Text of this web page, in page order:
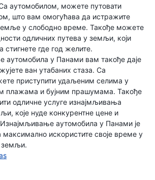
аутомобилом, можете путовати
што вам омогућава да истражите
у слободно време. Такође можете
одличних путева у земљи, који
стигнете где год желите.
аутомобила у Панами вам такође даје
ван утабаних стаза. Са
приступити удаљеним селима у
плажама и бујним прашумама. Такође
одличне услуге изнајмљивања
које нуде конкурентне цене и
аутомобила у Панами је
искористите своје време у
земљи.